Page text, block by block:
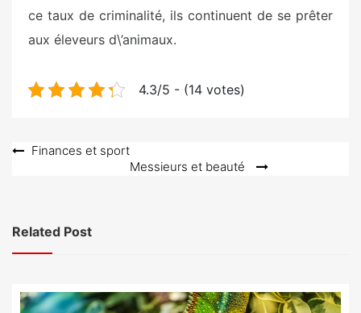
ce taux de criminalité, ils continuent de se prêter
aux éleveurs d\’animaux.
4.3/5 - (14 votes)
PostFinances et sport
Messieurs et beauté
Related Post